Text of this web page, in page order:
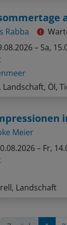
Rabba
– Sa,
Landschaft, Öl,
Meier
– Fr,
Landschaft